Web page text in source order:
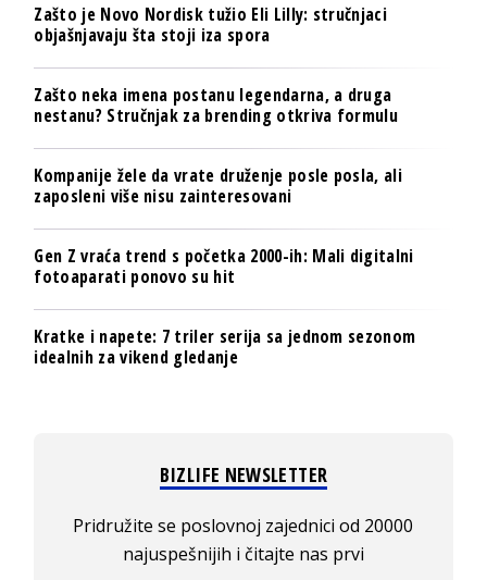
Zašto je Novo Nordisk tužio Eli Lilly: stručnjaci
objašnjavaju šta stoji iza spora
Zašto neka imena postanu legendarna, a druga
nestanu? Stručnjak za brending otkriva formulu
Kompanije žele da vrate druženje posle posla, ali
zaposleni više nisu zainteresovani
Gen Z vraća trend s početka 2000-ih: Mali digitalni
fotoaparati ponovo su hit
Kratke i napete: 7 triler serija sa jednom sezonom
idealnih za vikend gledanje
BIZLIFE NEWSLETTER
Pridružite se poslovnoj zajednici od 20000
najuspešnijih i čitajte nas prvi